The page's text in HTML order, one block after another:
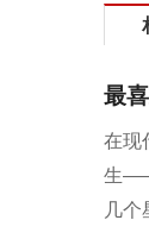
最
在现
生——
几个